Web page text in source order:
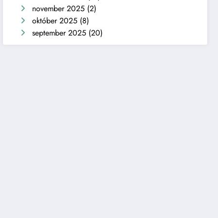
november 2025 (2)
október 2025 (8)
september 2025 (20)